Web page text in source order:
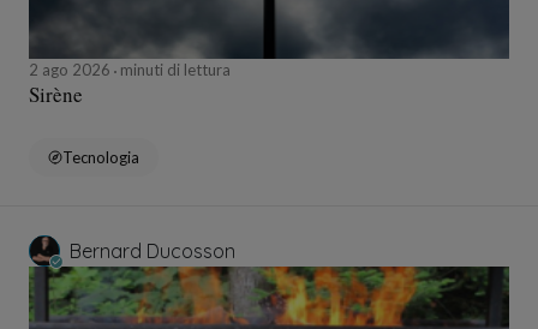
2 ago 2026 minuti di lettura
Sirène
Tecnologia
Bernard Ducosson